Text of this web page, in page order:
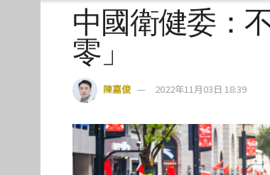
中國衛健委：
零」
陳嘉俊 2022年11月03日 18:39